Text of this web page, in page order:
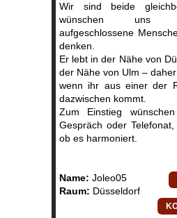
Wir sind beide
wünschen uns
aufgeschlossene
denken.
Er lebt in der Nähe von
der Nähe von Ulm –
wenn ihr aus einer der
dazwischen kommt.
Zum Einstieg
Gespräch oder Telefonat,
ob es harmoniert.
Name: Joleo05
Raum: Düsseldorf